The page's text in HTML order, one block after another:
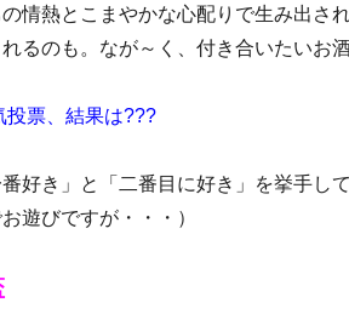
情熱とこまやかな心配りで生み出さ
るのも。なが～く、付き合いたいお酒
投票、結果は???
好き」と「二番目に好き」を挙手し
遊びですが・・・）